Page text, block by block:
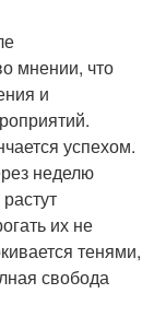
мнении, что
и
успехом.
неделю
их не
тенями,
свобода